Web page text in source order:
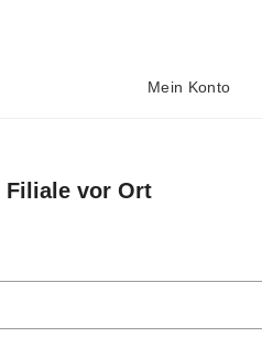
Mein Konto
Filiale vor Ort